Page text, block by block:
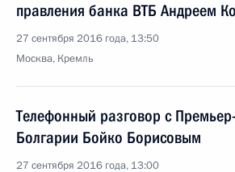
правления банка ВТБ Андреем
27 сентября 2016 года, 13:50
Москва, Кремль
Телефонный разговор с
Болгарии Бойко Борисовым
27 сентября 2016 года, 13:00